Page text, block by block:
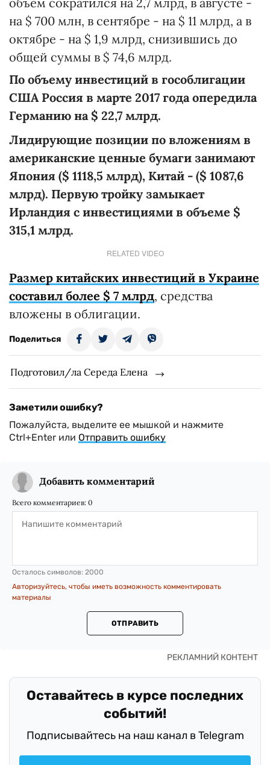
на $ 700 млн, в сентябре - на $ 11 млрд, а в
октябре - на $ 1,9 млрд, снизившись до
общей суммы в $ 74,6 млрд.
По объему инвестиций в гособлигации
США Россия в марте 2017 года опередила
Германию на $ 22,7 млрд.
Лидирующие позиции по вложениям в
американские ценные бумаги занимают
Япония ($ 1118,5 млрд), Китай - ($ 1087,6
млрд). Первую тройку замыкает
Ирландия с инвестициями в объеме $
315,1 млрд.
RELATED VIDEO
Размер китайских инвестиций в Украине
составил более $ 7 млрд, средства
вложены в облигации.
Поделиться
Подготовил/ла Середа Елена
Заметили ошибку?
Пожалуйста, выделите ее мышкой и нажмите
Ctrl+Enter или Отправить ошибку
Добавить комментарий
Всего комментариев: 0
Осталось символов: 2000
Авторизуйтесь, чтобы иметь возможность комментировать
материалы
ОТПРАВИТЬ
Оставайтесь в курсе последних
событий!
Подписывайтесь на наш канал в Telegram